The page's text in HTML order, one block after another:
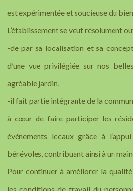
est expérimentée et soucieuse du
L’établissement se veut résolument
-de par sa localisation et sa
d’une vue privilégiée sur nos
agréable jardin.
-il fait partie intégrante de la
à cœur de faire participer les
événements locaux grâce à
bénévoles, contribuant ainsi à un
Pour continuer à améliorer la
les conditions de travail du